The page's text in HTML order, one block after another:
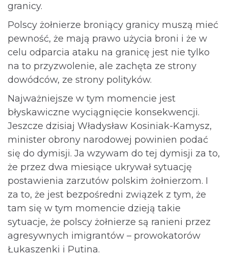
granicy.
Polscy żołnierze broniący granicy muszą mieć
pewność, że mają prawo użycia broni i że w
celu odparcia ataku na granicę jest nie tylko
na to przyzwolenie, ale zachęta ze strony
dowódców, ze strony polityków.
Najważniejsze w tym momencie jest
błyskawiczne wyciągnięcie konsekwencji.
Jeszcze dzisiaj Władysław Kosiniak-Kamysz,
minister obrony narodowej powinien podać
się do dymisji. Ja wzywam do tej dymisji za to,
że przez dwa miesiące ukrywał sytuację
postawienia zarzutów polskim żołnierzom. I
za to, że jest bezpośredni związek z tym, że
tam się w tym momencie dzieją takie
sytuacje, że polscy żołnierze są ranieni przez
agresywnych imigrantów – prowokatorów
Łukaszenki i Putina.